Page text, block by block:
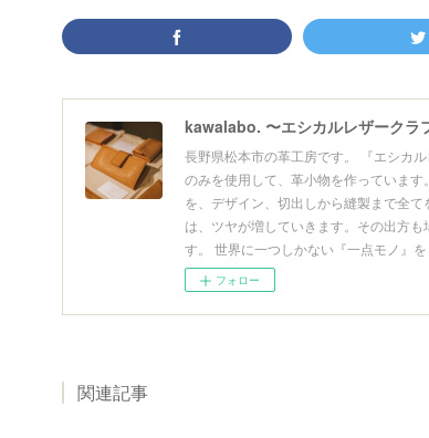
kawalabo. 〜エシカルレザークラ
長野県松本市の革工房です。 『エシカ
のみを使用して、革小物を作っていま
を、デザイン、切出しから縫製まで全
は、ツヤが増していきます。その出方
す。 世界に一つしかない『一点モノ』を
フォロー
関連記事